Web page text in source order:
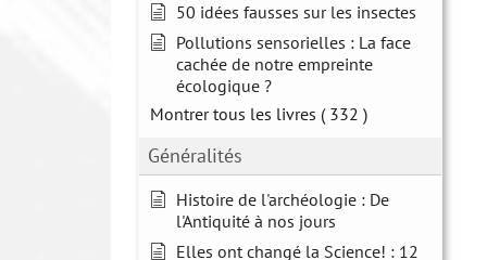
50 idées fausses sur les insectes
Pollutions sensorielles : La face
cachée de notre empreinte
écologique ?
Montrer tous les livres ( 332 )
Généralités
Histoire de l'archéologie : De
l'Antiquité à nos jours
Elles ont changé la Science! : 12